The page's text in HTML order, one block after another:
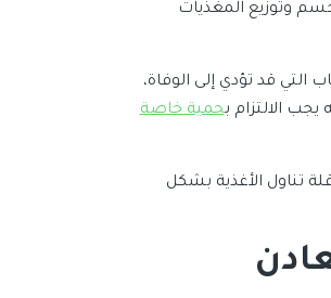
وتوزيع المغذيات
قد تؤدي إلى الوفاة،
الالتزام بحمية خاصة
تناول الأغذية بشكل